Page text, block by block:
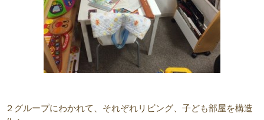
２グループにわかれて、それぞれリビング、子ども部屋を構造